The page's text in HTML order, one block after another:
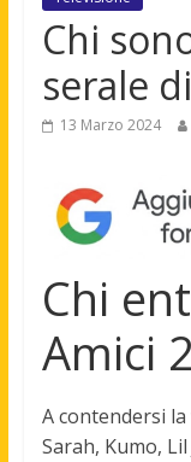
Chi
serale
13 Marzo 2024
Chi
Amici
A contendersi
Sarah, Kumo,